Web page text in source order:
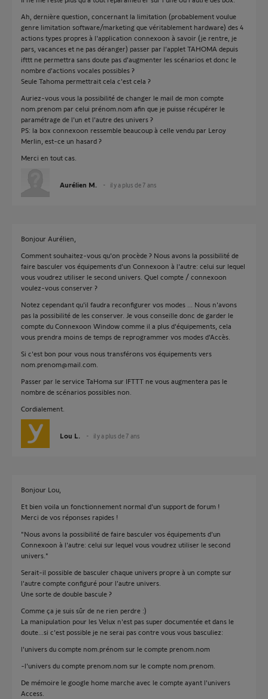
Ah, dernière question, concernant la limitation (probablement voulue
genre limitation software/marketing que véritablement hardware) des 4
actions types propres à l'application connexoon à savoir (je rentre, je
pars, vacances et ne pas déranger) passer par l'applet TAHOMA depuis
ifttt ne permettra sans doute pas d'augmenter les scénarios et donc le
nombre d'actions vocales possibles ?
Seule Tahoma permettrait cela c'est cela ?
Auriez-vous vous la possibilité de changer le mail de mon compte
nom.prenom par celui prénom.nom afin que je puisse récupérer le
paramétrage de l'un et l'autre des univers ?
PS: la box connexoon ressemble beaucoup à celle vendu par Leroy
Merlin, est-ce un hasard ?
Merci en tout cas.
Aurélien M. il y a plus de 7 ans
Bonjour Aurélien,
Comment souhaitez-vous qu'on procède ? Nous avons la possibilité de
faire basculer vos équipements d'un Connexoon à l'autre: celui sur lequel
vous voudrez utiliser le second univers. Quel compte / connexoon
voulez-vous conserver ?
Notez cependant qu'il faudra reconfigurer vos modes ... Nous n'avons
pas la possibilité de les conserver. Je vous conseille donc de garder le
compte du Connexoon Window comme il a plus d'équipements, cela
vous prendra moins de temps de reprogrammer vos modes d'Accès.
Si c'est bon pour vous nous transférons vos équipements vers
nom.prenom@mail.com.
Passer par le service TaHoma sur IFTTT ne vous augmentera pas le
nombre de scénarios possibles non.
Cordialement.
Lou L. il y a plus de 7 ans
Bonjour Lou,
Et bien voila un fonctionnement normal d'un support de forum !
Merci de vos réponses rapides !
"Nous avons la possibilité de faire basculer vos équipements d'un
Connexoon à l'autre: celui sur lequel vous voudrez utiliser le second
univers."
Serait-il possible de basculer chaque univers propre à un compte sur
l'autre compte configuré pour l'autre univers.
Une sorte de double bascule ?
Comme ça je suis sûr de ne rien perdre :)
La manipulation pour les Velux n'est pas super documentée et dans le
doute...si c'est possible je ne serai pas contre vous vous basculiez:
l'univers du compte nom.prénom sur le compte prenom.nom
-l'univers du compte prenom.nom sur le compte nom.prenom.
De mémoire le google home marche avec le compte ayant l'univers
Access.